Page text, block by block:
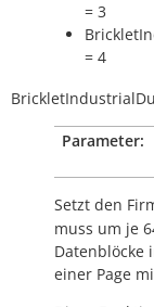
= 3
= 4
Parameter:
Setzt den
muss um je
Datenblöcke
einer Page